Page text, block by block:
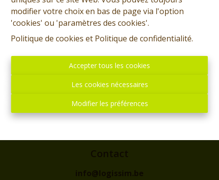
modifier votre choix en bas de page via l'option
'cookies' ou 'paramètres des cookies'.
Politique de cookies et Politique de confidentialité.
Accepter tous les cookies
Les cookies nécessaires
Modifier les préférences
Adresse
rue de l'Eglise, 1
Contact
info@logissim.be